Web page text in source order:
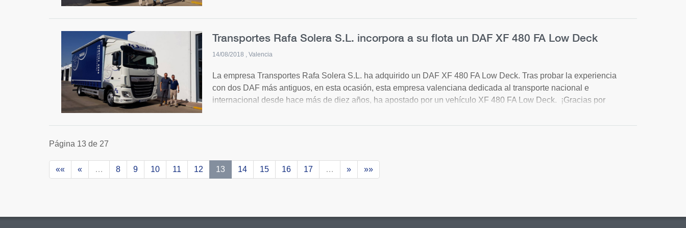
Transportes Rafa Solera S.L. incorpora a su flota un DAF XF 480 FA Low Deck
14/08/2018 Valencia
La empresa Transportes Rafa Solera S.L. ha adquirido un DAF XF 480 FA Low Deck. Tras probar la experiencia
con dos DAF más antiguos, en esta ocasión, esta empresa valenciana dedicada al transporte nacional e
internacional desde hace más de diez años, ha apostado por un vehículo XF 480 FA Low Deck. ¡Gracias por
Página 13 de 27
«« « … 8 9 10 11 12 13 14 15 16 17 … » »»